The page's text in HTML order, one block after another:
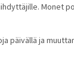
Monet
ja